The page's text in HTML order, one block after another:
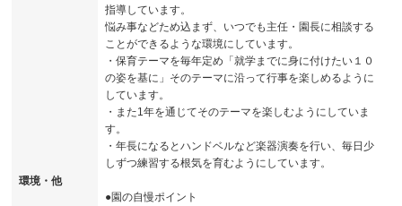
環境・他
指導しています。
悩み事などため込まず、いつでも主任・園長に相談する
ことができるような環境にしています。
・保育テーマを毎年定め「就学までに身に付けたい１０
の姿を基に」そのテーマに沿って行事を楽しめるように
しています。
・また1年を通じてそのテーマを楽しむようにしていま
す。
・年長になるとハンドベルなど楽器演奏を行い、毎日少
しずつ練習する根気を育むようにしています。
●園の自慢ポイント